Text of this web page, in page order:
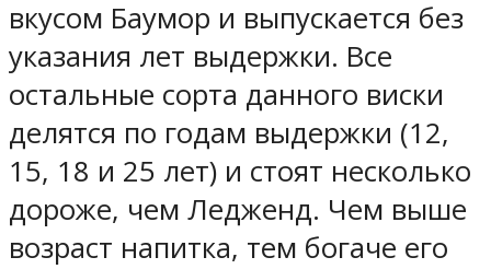
вкусом Баумор и выпускается без
указания лет выдержки. Все
остальные сорта данного виски
делятся по годам выдержки (12,
15, 18 и 25 лет) и стоят несколько
дороже, чем Ледженд. Чем выше
возраст напитка, тем богаче его